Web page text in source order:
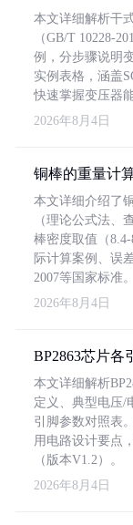
本文详细解析干
（GB/T 10228-
例，分步骤说明
实例表格，涵盖
快速掌握变压器
2026年8月4日
铜棒的重量计
本文详细介绍了
（理论公式法、
棒密度取值（
际计算案例、误
2007等国家标准。
2026年8月4日
BP2863芯片各
本文详细解析
定义、典型电压/
引脚参数对照表
用电路设计要点
（版本V1.2）。
2026年8月4日